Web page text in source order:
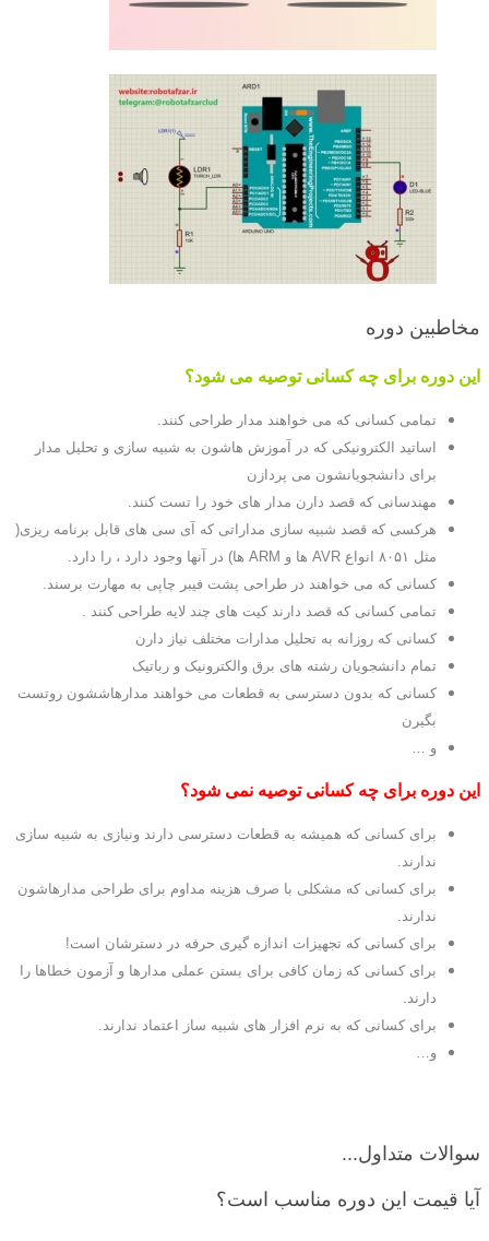
مخاطبین دوره
این دوره برای چه کسانی توصیه می شود؟
تمامی کسانی که می خواهند مدار طراحی کنند.
اساتید الکترونیکی که در آموزش هاشون به شبیه سازی و تحلیل مدار
برای دانشجویانشون می پردازن
مهندسانی که قصد دارن مدار های خود را تست کنند.
هرکسی که قصد شبیه سازی مداراتی که آی سی های قابل برنامه ریزی(
مثل ۸۰۵۱ انواع AVR ها و ARM ها) در آنها وجود دارد ، را دارد.
کسانی که می خواهند در طراحی پشت فیبر چاپی به مهارت برسند.
تمامی کسانی که قصد دارند کیت های چند لایه طراحی کنند .
کسانی که روزانه به تحلیل مدارات مختلف نیاز دارن
تمام دانشجویان رشته های برق والکترونیک و رباتیک
کسانی که بدون دسترسی به قطعات می خواهند مدارهاششون روتست
بگیرن
و …
این دوره برای چه کسانی توصیه نمی شود؟
برای کسانی که همیشه به قطعات دسترسی دارند ونیازی به شبیه سازی
ندارند.
برای کسانی که مشکلی با صرف هزینه مداوم برای طراحی مدارهاشون
ندارند.
برای کسانی که تجهیزات اندازه گیری حرفه در دسترشان است!
برای کسانی که زمان کافی برای بستن عملی مدارها و آزمون خطاها را
دارند.
برای کسانی که به نرم افزار های شبیه ساز اعتماد ندارند.
و…
سوالات متداول...
آیا قیمت این دوره مناسب است؟